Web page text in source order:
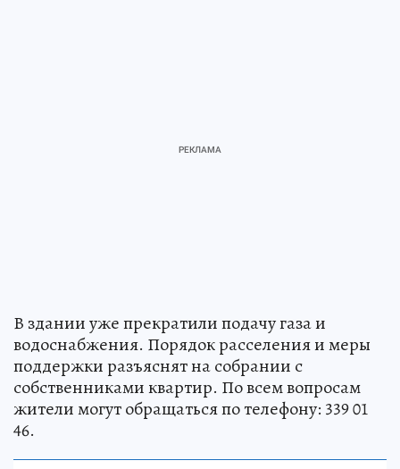
В здании уже прекратили подачу газа и
водоснабжения. Порядок расселения и меры
поддержки разъяснят на собрании с
собственниками квартир. По всем вопросам
жители могут обращаться по телефону: 339 01
46.